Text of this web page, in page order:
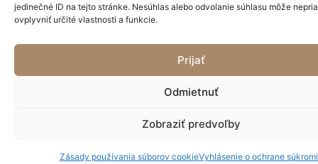
jedinečné ID na tejto stránke. Nesúhlas alebo odvolanie súhlasu môže
ovplyvniť určité vlastnosti a funkcie.
Prijať
Odmietnuť
Zobraziť predvoľby
Zásady používania súborov cookieVyhlásenie o ochrane